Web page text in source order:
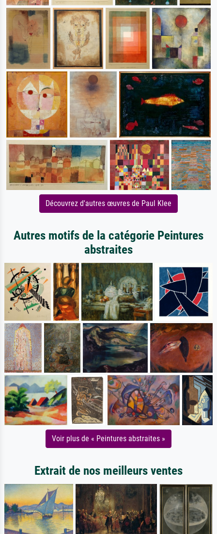
Découvrez d'autres œuvres de Paul Klee
Autres motifs de la catégorie Peintures
abstraites
Voir plus de « Peintures abstraites »
Extrait de nos meilleurs ventes